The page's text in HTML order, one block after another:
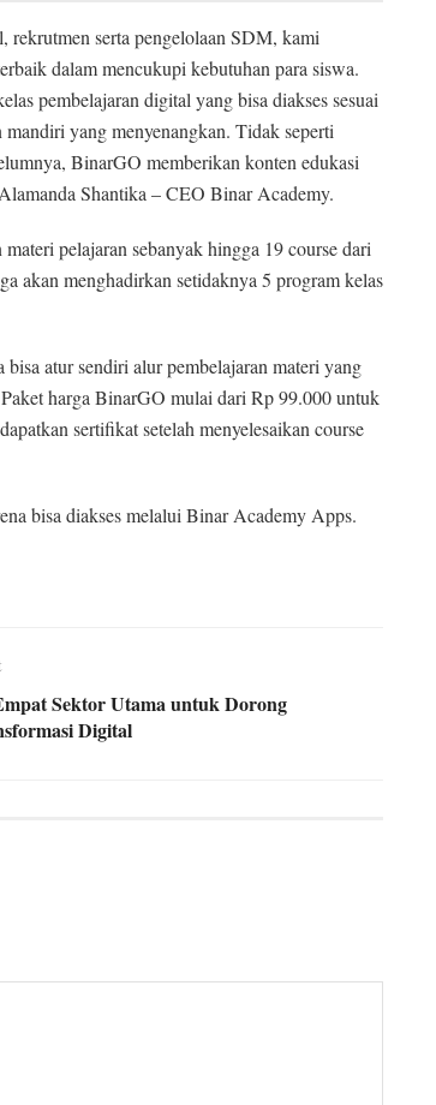
rekrutmen serta pengelolaan SDM, kami
dalam mencukupi kebutuhan para siswa.
pembelajaran digital yang bisa diakses sesuai
yang menyenangkan. Tidak seperti
BinarGO memberikan konten edukasi
Shantika – CEO Binar Academy.
pelajaran sebanyak hingga 19 course dari
akan menghadirkan setidaknya 5 program kelas
atur sendiri alur pembelajaran materi yang
harga BinarGO mulai dari Rp 99.000 untuk
sertifikat setelah menyelesaikan course
bisa diakses melalui Binar Academy Apps.
Sektor Utama untuk Dorong
Digital